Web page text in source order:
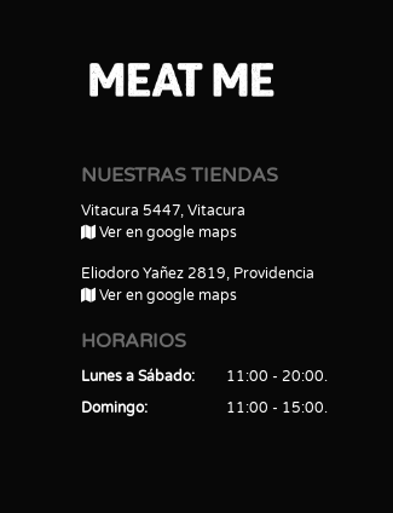
NUESTRAS TIENDAS
Vitacura 5447, Vitacura
Ver en google maps
Eliodoro Yañez 2819, Providencia
Ver en google maps
HORARIOS
Lunes a Sábado
11:00 - 20:00
Domingo
11:00 - 15:00